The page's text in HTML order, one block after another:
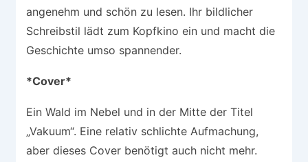
angenehm und schön zu lesen. Ihr bildlicher
Schreibstil lädt zum Kopfkino ein und macht die
Geschichte umso spannender.
*Cover*
Ein Wald im Nebel und in der Mitte der Titel
„Vakuum“. Eine relativ schlichte Aufmachung,
aber dieses Cover benötigt auch nicht mehr.